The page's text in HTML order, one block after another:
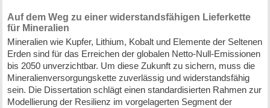
Auf dem Weg zu einer widerstandsfähigen Lieferkette
für Mineralien
Mineralien wie Kupfer, Lithium, Kobalt und Elemente der Seltenen
Erden sind für das Erreichen der globalen Netto-Null-Emissionen
bis 2050 unverzichtbar. Um diese Zukunft zu sichern, muss die
Mineralienversorgungskette zuverlässig und widerstandsfähig
sein. Die Dissertation schlägt einen standardisierten Rahmen zur
Modellierung der Resilienz im vorgelagerten Segment der